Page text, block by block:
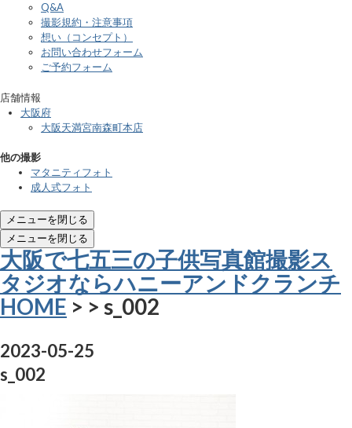
Q&A
撮影規約・注意事項
想い（コンセプト）
お問い合わせフォーム
ご予約フォーム
店舗情報
大阪府
大阪天満宮南森町本店
他の撮影
マタニティフォト
成人式フォト
メニューを閉じる
メニューを閉じる
大阪で七五三の子供写真館撮影ス
タジオならハニーアンドクランチ
HOME > > s_002
2023-05-25
s_002